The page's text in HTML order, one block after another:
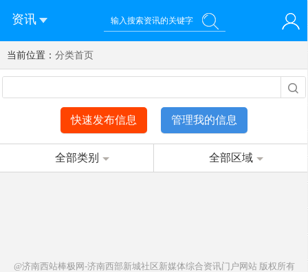
资讯
您好！欢迎来到济南西站棒极网-济南西部新城社区新媒体综
合资讯门户网站
登录 注册 微信快速登录
当前位置： 分类首页
快速发布信息 管理我的信息
全部类别 全部区域
@济南西站棒极网-济南西部新城社区新媒体综合资讯门户网站版权所有